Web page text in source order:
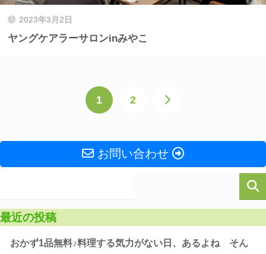
2023年3月2日
ヤングケアラーサロンinみやこ
1 2
お問い合わせ
最近の投稿
おかず1品無料♪料理する気力がない日、あるよね そん